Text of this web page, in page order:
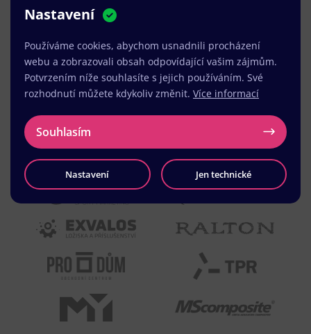
VENART s.r.o.
Nastavení
Používáme cookies, abychom usnadnili procházení
webu a zobrazovali obsah odpovídající vašim zájmům.
Potvrzením níže souhlasíte s jejich používáním. Své
rozhodnutí můžete kdykoliv změnit. Více informací
Souhlasím
Nastavení Jen technické